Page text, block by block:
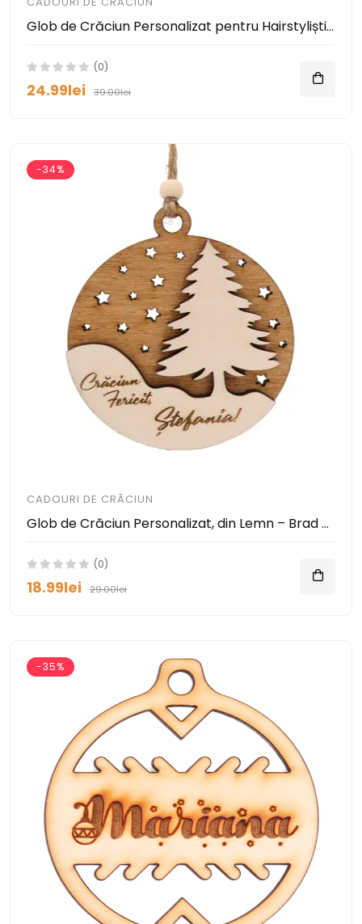
Glob de Crăciun Personalizat pentru Hairstyliști – Decor 3D cu Nume sau Logo
(0)
24.99lei 39.00lei
-34%
CADOURI DE CRĂCIUN
Glob de Crăciun Personalizat, din Lemn – Brad cu Mesaj și Stele Decupate
(0)
18.99lei 29.00lei
-35%